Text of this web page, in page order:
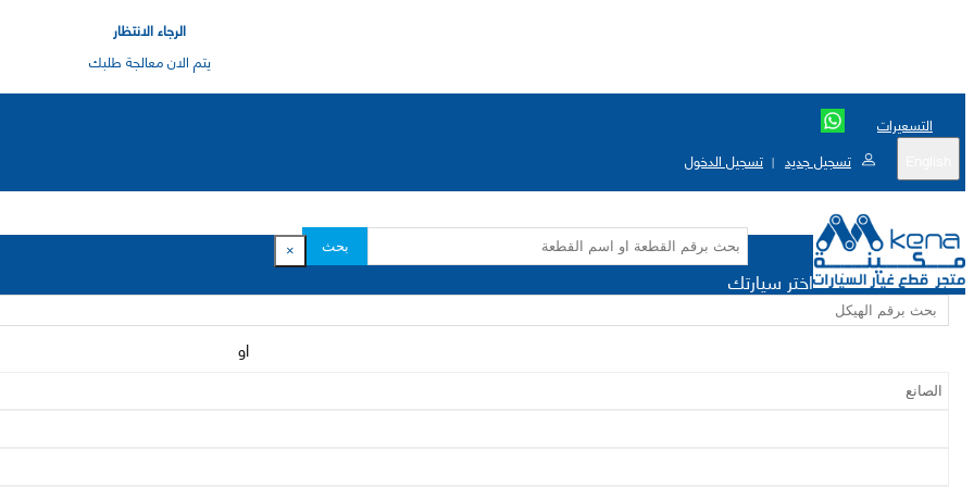
الرجاء الانتظار
يتم الان معالجة طلبك
التسعيرات
تسجيل جديد | تسجيل الدخول
بحث ×
اختر سيارتك
او